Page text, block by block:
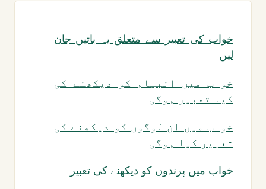
خواب کی تعبیر سے متعلق یہ باتیں جان
لیں
خواب میں انبیاء کو دیکھنے کی
کیا تعبیر ہوگی
خواب میں ان لوگوں کو دیکھنے کی
تعبیر کیا ہوگی
خواب میں پرندوں کو دیکھنے کی تعبیر